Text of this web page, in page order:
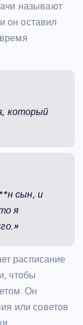
называют
он оставил
который
сын, и
я
расписание
чтобы
Он
или советов